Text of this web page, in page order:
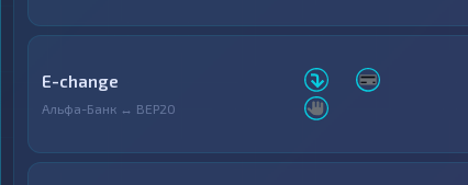
E-change
Альфа-Банк ↔ BEP20